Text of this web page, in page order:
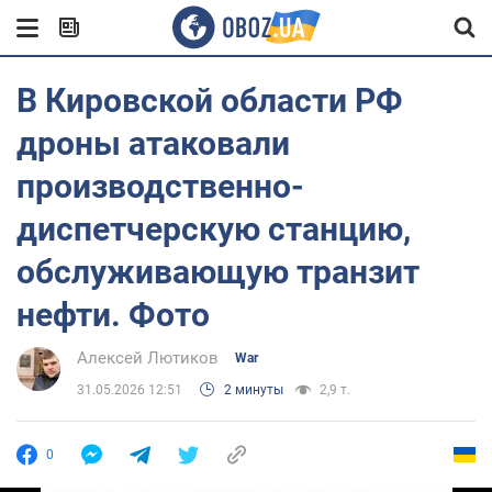
В Кировской области РФ
дроны атаковали
производственно-
диспетчерскую станцию,
обслуживающую транзит
нефти. Фото
Алексей Лютиков War
31.05.2026 12:51 2 минуты 2,9 т.
0